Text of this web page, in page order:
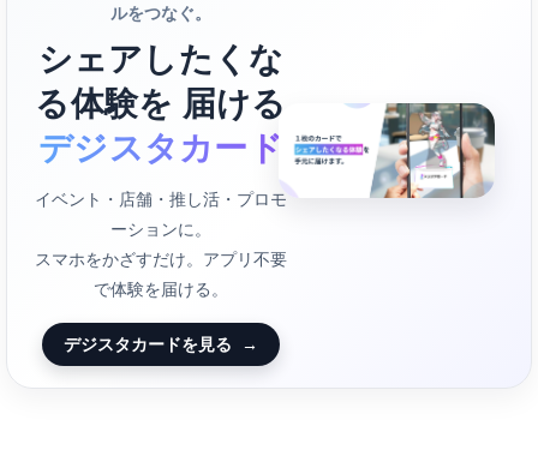
ルをつなぐ。
シェアしたくな
る体験を 届ける
デジスタカード
イベント・店舗・推し活・プロモ
ーションに。
スマホをかざすだけ。アプリ不要
で体験を届ける。
デジスタカードを見る →